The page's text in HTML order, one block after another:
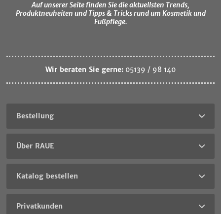
Auf unserer Seite finden Sie die aktuellsten Trends,
Produktneuheiten und Tipps & Tricks rund um Kosmetik und
Fußpflege.
Wir beraten Sie gerne: 05139 / 98 140
Bestellung
Über RAUE
Katalog bestellen
Privatkunden